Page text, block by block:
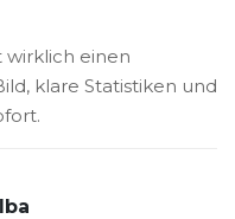
wirklich einen
klare Statistiken und